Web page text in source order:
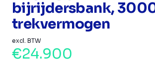
bijrijdersbank,
trekvermogen
excl. BTW
€24.900